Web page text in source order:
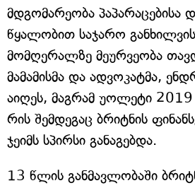
მდგომარეობა პაპარაცებისა
წყალობით საჯარო
მომღერალზე მეურვეობა
მამამისმა და ადვოკატმა,
აიღეს, მაგრამ უოლეტი
რის შემდეგაც ბრიტნის
ჯეიმს სპირსი განაგებდა.
13 წლის განმავლობაში